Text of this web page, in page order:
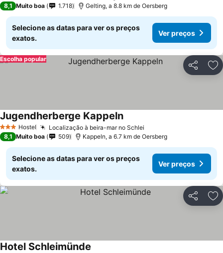
8,1 Muito boa 1.718 Gelting, a 8.8 km de Oersberg
Selecione as datas para ver os preços
exatos.
Ver preços
Partilhar
Escolha popular
3 EstrelasHostel Localização à beira-mar no Schlei
Jugendherberge Kappeln
8,1 Muito boa 509 Kappeln, a 6.7 km de Oersberg
Selecione as datas para ver os preços
exatos.
Ver preços
Partilhar
Hotel Schleimünde